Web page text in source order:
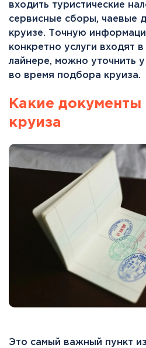
входить туристические
сервисные сборы, чаевые
круизе. Точную
конкретно услуги входят
лайнере, можно уточнить
во время подбора круиза.
Какие
круиза
Это самый важный пункт